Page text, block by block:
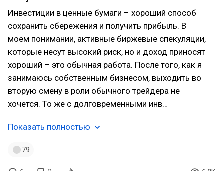
Инвестиции в ценные бумаги – хороший способ
сохранить сбережения и получить прибыль. В
моем понимании, активные биржевые спекуляции,
которые несут высокий риск, но и доход приносят
хороший – это обычная работа. После того, как я
занимаюсь собственным бизнесом, выходить во
вторую смену в роли обычного трейдера не
хочется. То же с долговременными инв…
Показать полностью
79